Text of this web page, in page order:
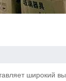
широкий